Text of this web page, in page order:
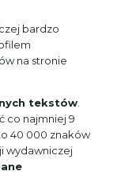
bardzo
na stronie
tekstów
co najmniej 9
40 000 znaków
wydawniczej